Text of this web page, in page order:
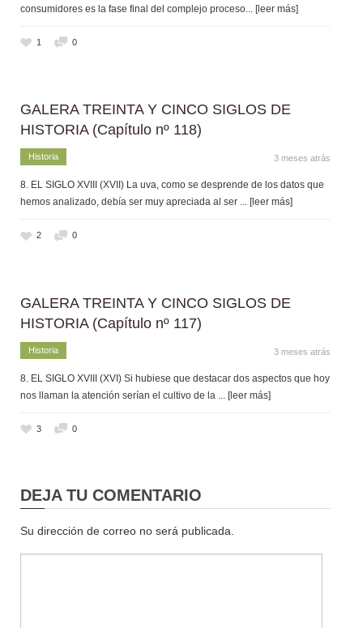
consumidores es la fase final del complejo proceso... [leer más]
1 0
GALERA TREINTA Y CINCO SIGLOS DE
HISTORIA (Capítulo nº 118)
Historia 3 meses atrás
8. EL SIGLO XVIII (XVII) La uva, como se desprende de los datos que
hemos analizado, debía ser muy apreciada al ser ... [leer más]
2 0
GALERA TREINTA Y CINCO SIGLOS DE
HISTORIA (Capítulo nº 117)
Historia 3 meses atrás
8. EL SIGLO XVIII (XVI) Si hubiese que destacar dos aspectos que hoy
nos llaman la atención serían el cultivo de la
... [leer más]
3 0
DEJA TU COMENTARIO
Su dirección de correo no será publicada.